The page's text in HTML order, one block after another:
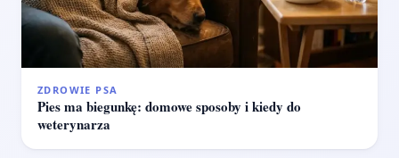
ZDROWIE PSA
Pies ma biegunkę: domowe sposoby i kiedy do
weterynarza